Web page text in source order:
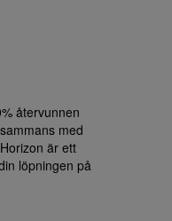
återvunnen
med
är ett
löpningen på